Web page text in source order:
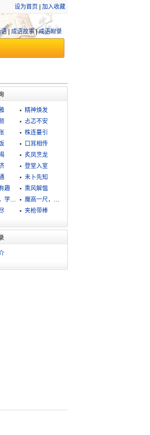
设为首页 加入收藏
| 成语故事|成语附录
精神焕发
忐忑不安
株连蔓引
口耳相传
炙凤烹龙
登堂入室
未卜先知
趣
熏风解愠
活到老，学到老
魔高一尺，道高一丈
夹枪带棒